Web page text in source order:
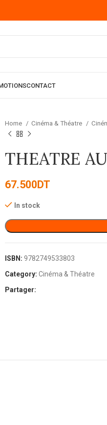
CONTACT
Home Cinéma & Théatre
THEATRE
67.500DT
In stock
ISBN: 9782749533803
Category: Cinéma & Théatre
Partager: